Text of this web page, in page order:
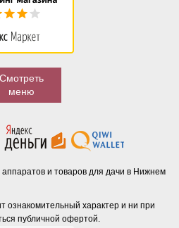
Смотреть
меню
и товаров для дачи в Нижнем
ознакомительный характер и ни при
публичной офертой.